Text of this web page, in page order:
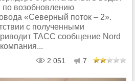
возобновлению
«Северный поток – 2».
с полученными
ТАСС сообщение Nord
2 051 7